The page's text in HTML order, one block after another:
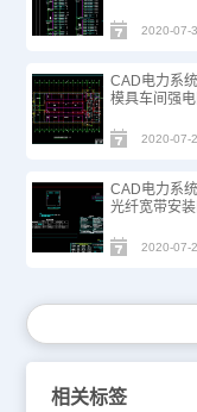
2020-07-
CAD电力系
模具车间强电
2020-07-
CAD电力系
光纤宽带安装
2020-07-
相关标签